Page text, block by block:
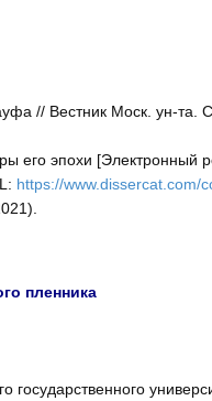
// Вестник Моск. ун-та.
его эпохи [Электронный
https://www.dissercat.com/
пленника